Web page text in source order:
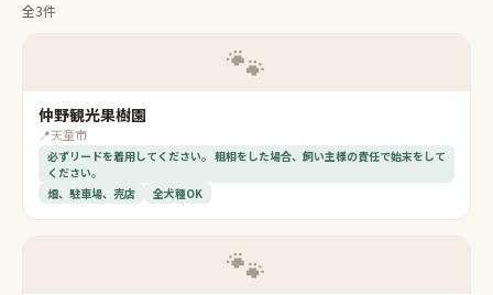
全3件
🐾
仲野観光果樹園
📍天童市
必ずリードを着用してください。 粗相をした場合、飼い主様の責任で始末をして
ください。
畑、駐車場、売店
全犬種OK
🐾